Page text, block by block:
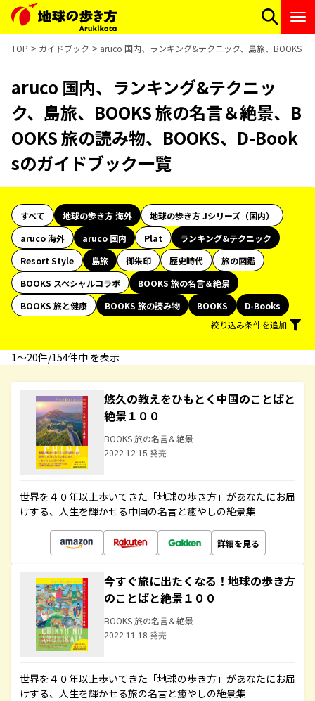
TOP ガイドブック aruco 国内、ランキング&テクニック、島旅、BOOKS
aruco 国内、ランキング&テクニッ
ク、島旅、BOOKS 旅の名言＆絶景、B
OOKS 旅の読み物、BOOKS、D-Book
sのガイドブック一覧
すべて 地球の歩き方 海外
地球の歩き方 Jシリーズ（国内）
aruco 海外
aruco 国内 Plat
ランキング&テクニック
Resort Style
島旅 御朱印 歴史時代
旅の図鑑
BOOKS スペシャルコラボ
BOOKS 旅の名言＆絶景
BOOKS 旅と健康
BOOKS 旅の読み物 BOOKS
D-Books
絞り込み条件を追加
1〜20件/154件中 を表示
悠久の教えをひもとく中国のことばと
絶景１００
BOOKS 旅の名言＆絶景
2022.12.15 発売
世界を４０年以上歩いてきた「地球の歩き方」があなたにお届
けする、人生を輝かせる中国の名言と癒やしの絶景集
詳細を見る
今すぐ旅に出たくなる！地球の歩き方
のことばと絶景１００
BOOKS 旅の名言＆絶景
2022.11.18 発売
世界を４０年以上歩いてきた「地球の歩き方」があなたにお届
けする、人生を輝かせる旅の名言と癒やしの絶景集